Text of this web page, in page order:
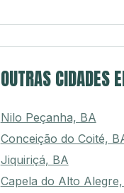
OUTRAS CIDADES
Nilo Peçanha, BA
Conceição do Coité,
Jiquiriçá, BA
Capela do Alto